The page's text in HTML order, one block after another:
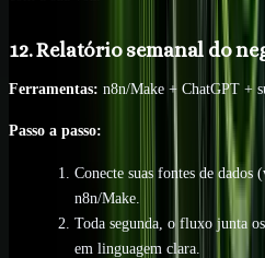
12. Relatório semanal do
Ferramentas: n8n/Make + ChatGPT +
Passo a passo:
Conecte suas fontes de dados
n8n/Make.
Toda segunda, o fluxo junta
em linguagem clara.